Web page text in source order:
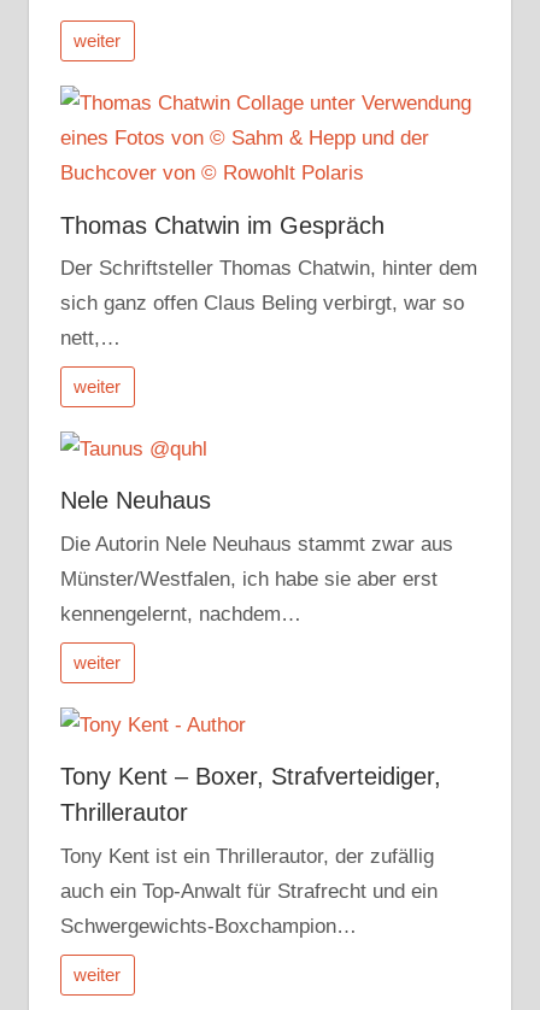
weiter
Thomas Chatwin im Gespräch
Der Schriftsteller Thomas Chatwin, hinter dem
sich ganz offen Claus Beling verbirgt, war so
nett,…
weiter
Nele Neuhaus
Die Autorin Nele Neuhaus stammt zwar aus
Münster/Westfalen, ich habe sie aber erst
kennengelernt, nachdem…
weiter
Tony Kent – Boxer, Strafverteidiger,
Thrillerautor
Tony Kent ist ein Thrillerautor, der zufällig
auch ein Top-Anwalt für Strafrecht und ein
Schwergewichts-Boxchampion…
weiter